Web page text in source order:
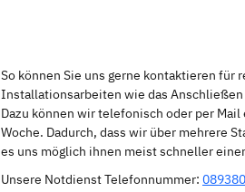
So können Sie uns gerne kontaktieren für
Installationsarbeiten wie das Anschließen
Dazu können wir telefonisch oder per
Woche. Dadurch, dass wir über mehrere
es uns möglich ihnen meist schneller
Unsere Notdienst Telefonnummer: